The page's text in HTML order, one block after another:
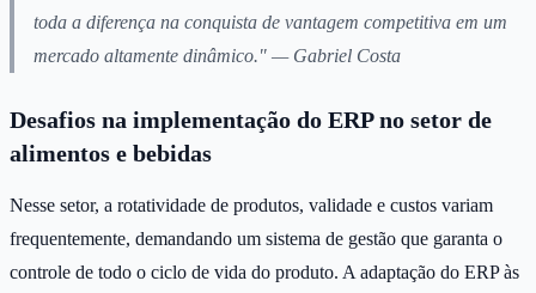
toda a diferença na conquista de vantagem competitiva em um
mercado altamente dinâmico." — Gabriel Costa
Desafios na implementação do ERP no setor de
alimentos e bebidas
Nesse setor, a rotatividade de produtos, validade e custos variam
frequentemente, demandando um sistema de gestão que garanta o
controle de todo o ciclo de vida do produto. A adaptação do ERP às